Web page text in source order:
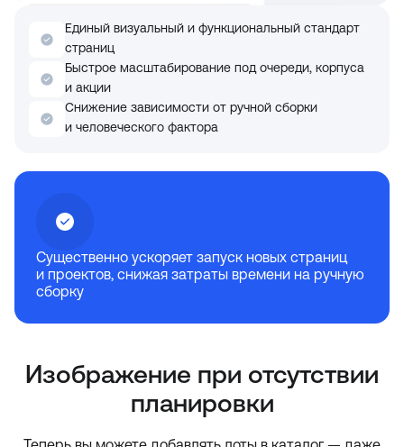
Единый визуальный и функциональный стандарт
страниц
Быстрое масштабирование под очереди, корпуса
и акции
Снижение зависимости от ручной сборки
и человеческого фактора
Существенно ускоряет запуск новых страниц
и проектов, снижая затраты времени на ручную
сборку
Изображение при отсутствии
планировки